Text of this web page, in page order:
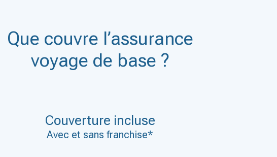
Que couvre l’assurance
voyage de base ?
Couverture incluse
Avec et sans franchise*